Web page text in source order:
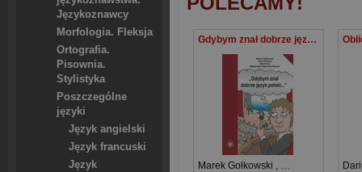
Językoznawcy
Morfologia. Fleksja
Ortografia.
Pisownia.
Stylistyka
Poszczególne
języki
Język angielski
Język francuski
Język
Gdybym znał dobrze język polski… Wybór tekstów z ćwiczeniami do nauki gramatyki polskiej dla cudzoziemców
Marek Gołkowski , Anna Kiermut ,